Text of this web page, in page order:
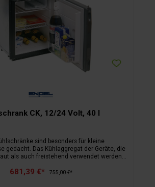
CK, 12/24 Volt, 40 l
sind besonders für kleine
gedacht. Das Kühlaggregat der Geräte, die
als auch freistehend verwendet werden
außen geregelt. Der Korpus besteht jeweils
681,39 €* 755,00 €*